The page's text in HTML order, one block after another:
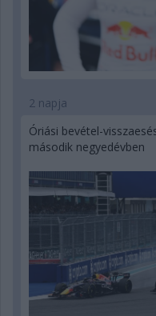
2 napja
Óriási bevétel-
második negyedévben